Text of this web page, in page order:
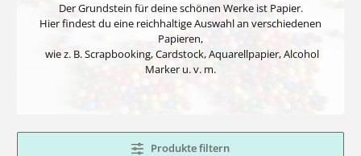
Der Grundstein für deine schönen Werke ist Papier.
Hier findest du eine reichhaltige Auswahl an verschiedenen
Papieren,
wie z. B.Scrapbooking, Cardstock, Aquarellpapier, Alcohol
Marker u. v. m.
Produkte filtern